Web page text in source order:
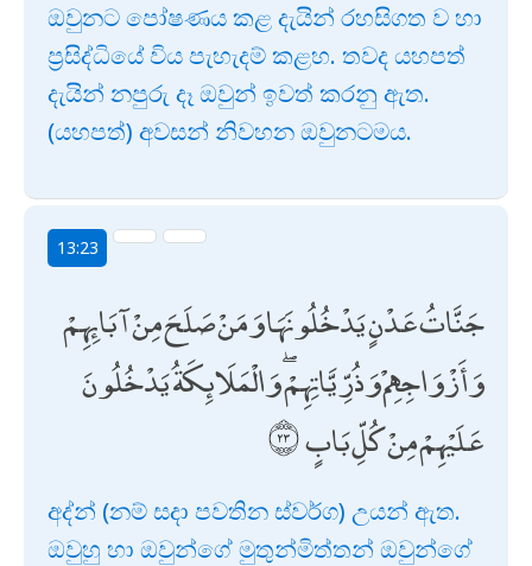
ඔවුනට පෝෂණය කළ දැයින් රහසිගත ව හා
ප්‍රසිද්ධියේ විය පැහැදම් කළහ. තවද යහපත්
දැයින් නපුරු දෑ ඔවුන් ඉවත් කරනු ඇත.
(යහපත්) අවසන් නිවහන ඔවුනටමය.
13:23
جَنَّاتُ عَدْنٍ يَدْخُلُونَهَا وَمَنْ صَلَحَ مِنْ آبَائِهِمْ
وَأَزْوَاجِهِمْ وَذُرِّيَّاتِهِمْ ۖ وَالْمَلَائِكَةُ يَدْخُلُونَ
عَلَيْهِمْ مِنْ كُلِّ بَابٍ
අද්න් (නම් සදා පවතින ස්වර්ග) උයන් ඇත.
ඔවුහු හා ඔවුන්ගේ මුතුන්මිත්තන් ඔවුන්ගේ